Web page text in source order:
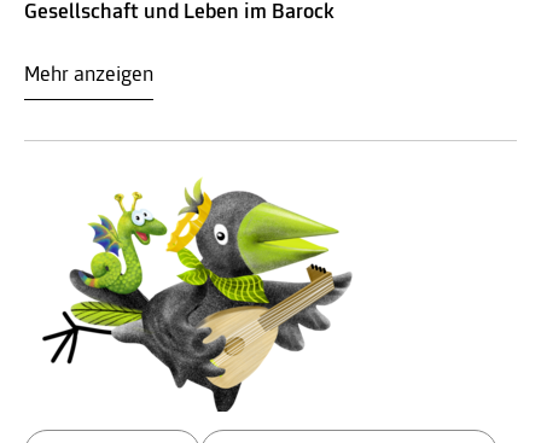
Gesellschaft und Leben im Barock
Mehr anzeigen